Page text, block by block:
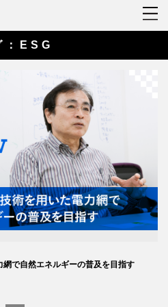
：ESG
で自然エネルギーの普及を目指す